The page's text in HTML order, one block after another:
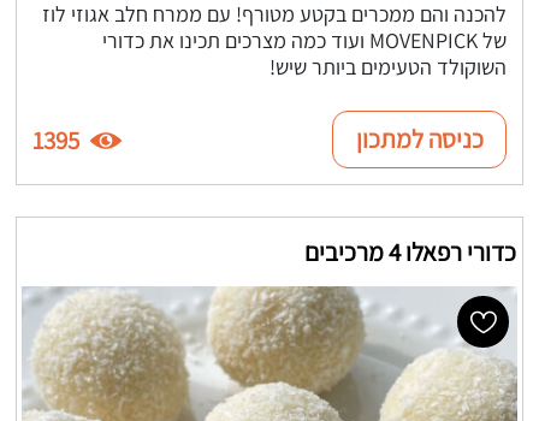
להכנה והם ממכרים בקטע מטורף! עם ממרח חלב אגוזי לוז
של MOVENPICK ועוד כמה מצרכים תכינו את כדורי
השוקולד הטעימים ביותר שיש!
כניסה למתכון 1395
כדורי רפאלו 4 מרכיבים